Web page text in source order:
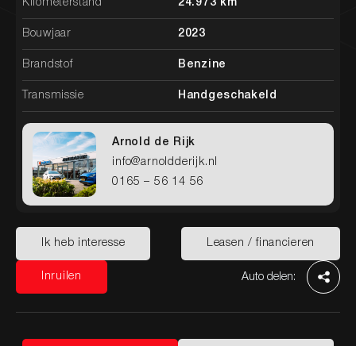
Home
Over ons
Contact
Kilometerstand 24.973 km
Bouwjaar 2023
Brandstof Benzine
Transmissie Handgeschakeld
Arnold de Rijk
info@arnoldderijk.nl
0165 – 56 14 56
Ik heb interesse
Ik heb interesse
Leasen / financieren
Leasen / financieren
Inruilen
Inruilen
Auto delen: